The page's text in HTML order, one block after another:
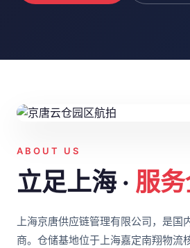
ABOUT US
立足上海 · 服
上海京唐供应链管理有限公司，是国
商。仓储基地位于上海嘉定南翔物流